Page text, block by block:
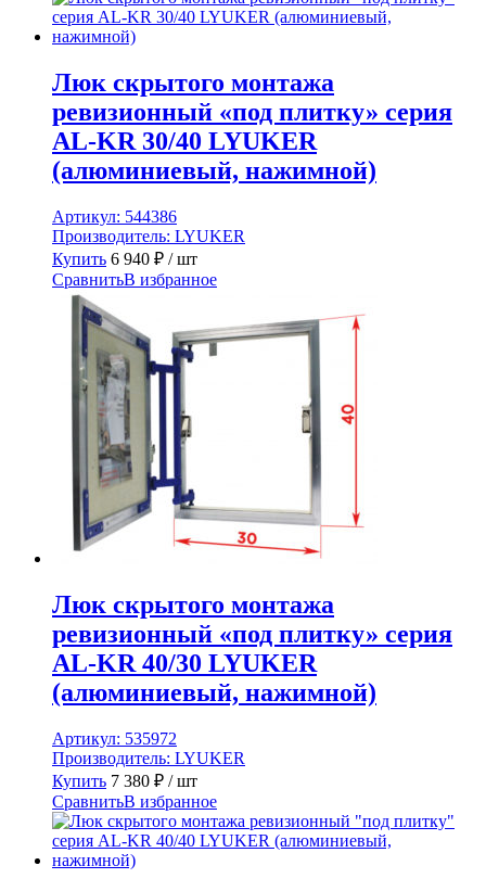
Люк скрытого монтажа
ревизионный «под плитку» серия
AL-KR 30/40 LYUKER
(алюминиевый, нажимной)
Артикул: 544386
Производитель: LYUKER
Купить 6 940 ₽ / шт
СравнитьВ избранное
Люк скрытого монтажа
ревизионный «под плитку» серия
AL-KR 40/30 LYUKER
(алюминиевый, нажимной)
Артикул: 535972
Производитель: LYUKER
Купить 7 380 ₽ / шт
СравнитьВ избранное